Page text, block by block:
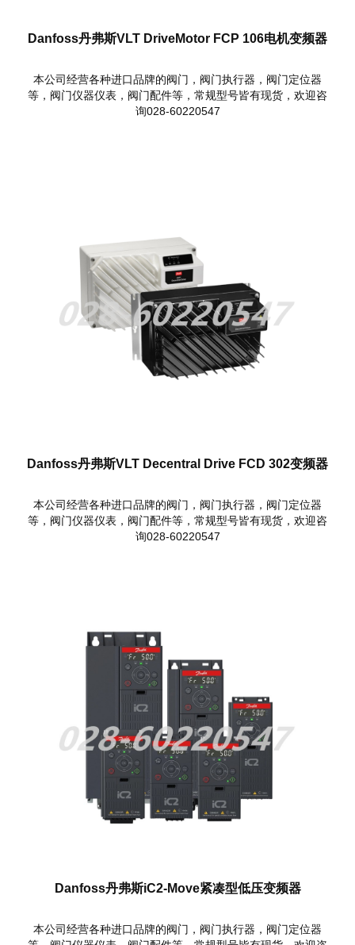
Danfoss丹弗斯VLT DriveMotor FCP 106电机变频器
本公司经营各种进口品牌的阀门，阀门执行器，阀门定位器
等，阀门仪器仪表，阀门配件等，常规型号皆有现货，欢迎咨
询028-60220547
Danfoss丹弗斯VLT Decentral Drive FCD 302变频器
本公司经营各种进口品牌的阀门，阀门执行器，阀门定位器
等，阀门仪器仪表，阀门配件等，常规型号皆有现货，欢迎咨
询028-60220547
Danfoss丹弗斯iC2-Move紧凑型低压变频器
本公司经营各种进口品牌的阀门，阀门执行器，阀门定位器